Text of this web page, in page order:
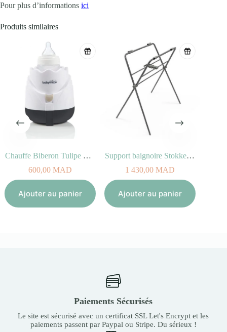
Pour plus d’informations ici
Produits similaires
Support baignoire Stokke® Flexi Bath®
1 430,00MAD
Ajouter au panier
1 560,00MAD
Ajouter au panier
Paiements Sécurisés
Le site est sécurisé avec un certificat SSL Let's Encrypt et les
paiements passent par Paypal ou Stripe. Du sérieux !